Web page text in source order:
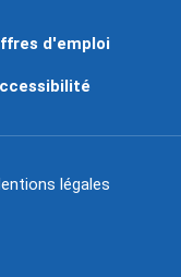
d'emploi
légales